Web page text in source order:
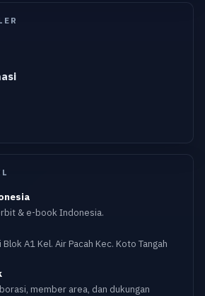
& e-book Indonesia.
A1 Kel. Air Pacah Kec. Koto Tangah
member area, dan dukungan